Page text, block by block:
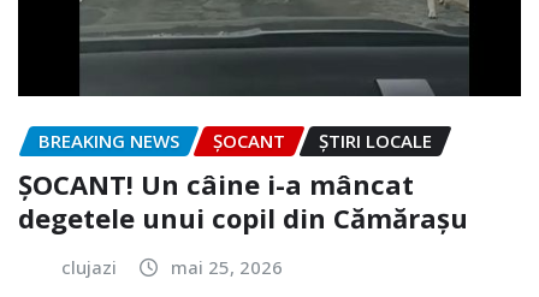
BREAKING NEWS ȘOCANT ȘTIRI LOCALE
ȘOCANT! Un câine i-a mâncat
degetele unui copil din Cămărașu
clujazi mai 25, 2026